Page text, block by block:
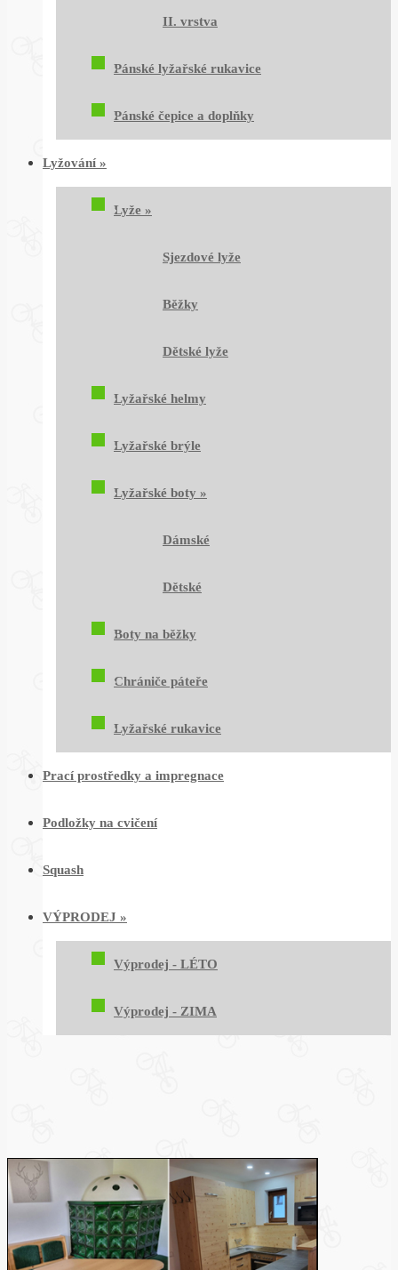
II. vrstva
Pánské lyžařské rukavice
Pánské čepice a doplňky
Lyžování »
Lyže »
Sjezdové lyže
Běžky
Dětské lyže
Lyžařské helmy
Lyžařské brýle
Lyžařské boty »
Dámské
Dětské
Boty na běžky
Chrániče páteře
Lyžařské rukavice
Prací prostředky a impregnace
Podložky na cvičení
Squash
VÝPRODEJ »
Výprodej - LÉTO
Výprodej - ZIMA